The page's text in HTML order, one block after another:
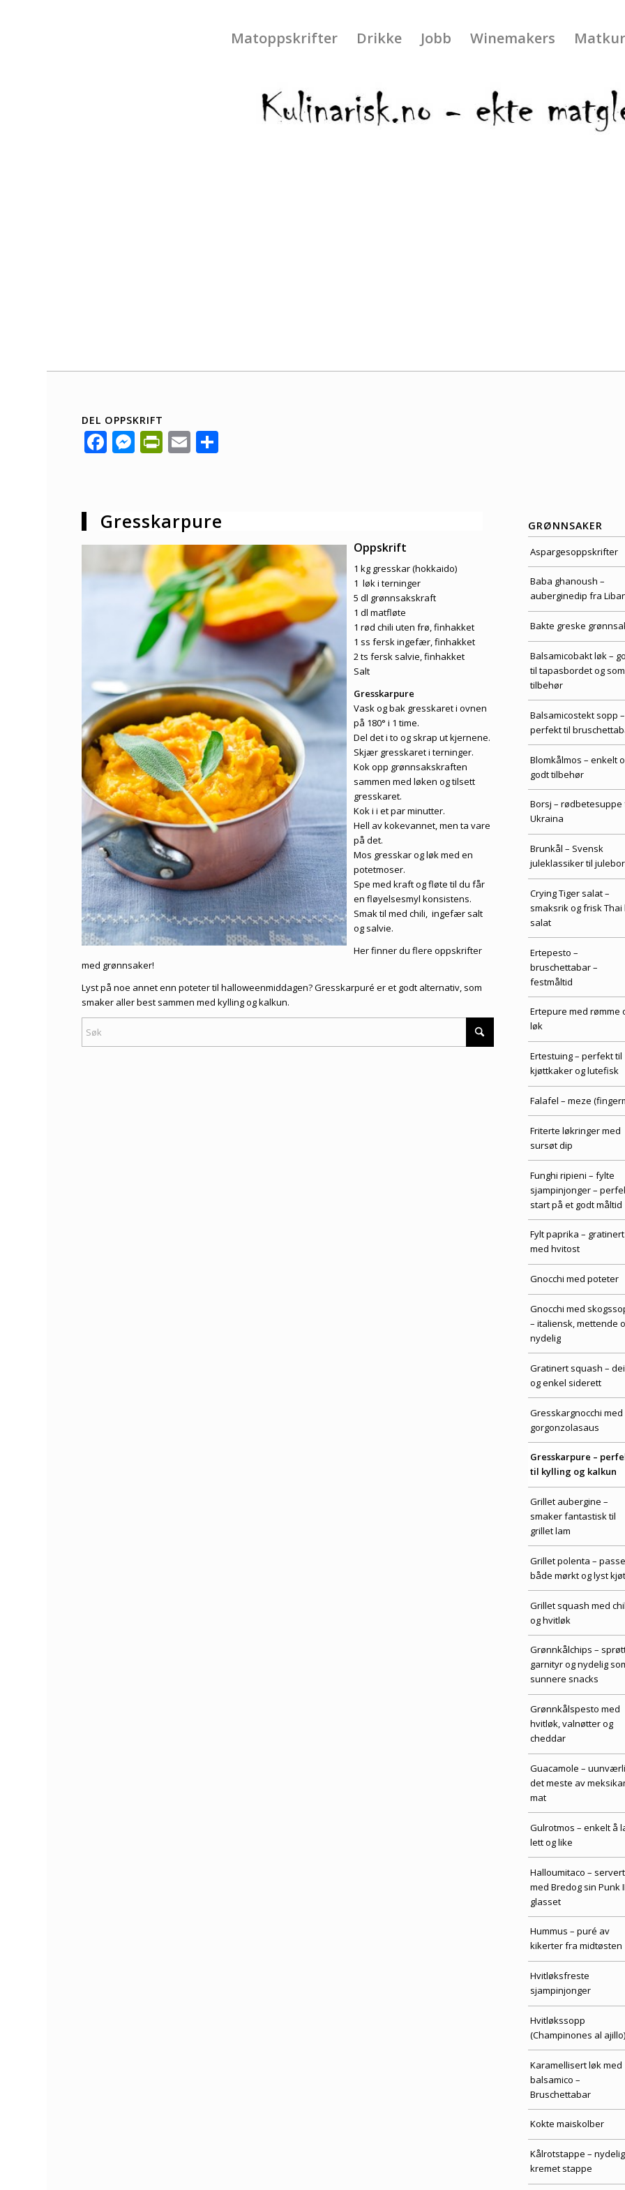
Matoppskrifter Drikke Jobb Winemakers
DEL OPPSKRIFT
Facebook
Messenger
PrintFriendly
Email
Gresskarpure
Oppskrift
1 kg gresskar (hokkaido)
1 løk i terninger
5 dl grønnsakskraft
1 dl matfløte
1 rød chili uten frø, finhakket
1 ss fersk ingefær, finhakket
2 ts fersk salvie, finhakket
Salt
Gresskarpure
Vask og bak gresskaret i ovnen
på 180° i 1 time.
Del det i to og skrap ut kjernene.
Skjær gresskaret i terninger.
Kok opp grønnsakskraften
sammen med løken og tilsett
gresskaret.
Kok i i et par minutter.
Hell av kokevannet, men ta vare
på det.
Mos gresskar og løk med en
potetmoser.
Spe med kraft og fløte til du får
en fløyelsesmyl konsistens.
Smak til med chili, ingefær salt
og salvie.
Her finner du flereoppskrifter
med grønnsaker!
Lyst på noe annet enn poteter til halloweenmiddagen? Gresskarpuré er et godt alternativ, som
smaker aller best sammen med kylling og kalkun.
GRØNNSAKER
Aspargesoppskrifter
Baba ghanoush –
auberginedip fra
Bakte greske
Balsamicobakt løk –
til tapasbordet og som
tilbehør
Balsamicostekt sopp –
perfekt til
Blomkålmos – enkelt
godt tilbehør
Borsj – rødbetesuppe
Ukraina
Brunkål – Svensk
juleklassiker til
Crying Tiger salat –
smaksrik og frisk Thai
salat
Ertepesto –
bruschettabar –
festmåltid
Ertepure med rømme
løk
Ertestuing – perfekt til
kjøttkaker og lutefisk
Falafel – meze
Friterte løkringer med
sursøt dip
Funghi ripieni – fylte
sjampinjonger –
start på et godt måltid
Fylt paprika – gratinert
med hvitost
Gnocchi med poteter
Gnocchi med
– italiensk, mettende
nydelig
Gratinert squash –
og enkel siderett
Gresskargnocchi med
gorgonzolasaus
Gresskarpure –
til kylling og kalkun
Grillet aubergine –
smaker fantastisk til
grillet lam
Grillet polenta –
både mørkt og lyst
Grillet squash med
og hvitløk
Grønnkålchips –
garnityr og nydelig
sunnere snacks
Grønnkålspesto med
hvitløk, valnøtter og
cheddar
Guacamole –
det meste av
mat
Gulrotmos – enkelt å
lett og like
Halloumitaco – servert
med Bredog sin Punk
glasset
Hummus – puré av
kikerter fra midtøsten
Hvitløksfreste
sjampinjonger
Hvitløkssopp
(Champinones al ajillo)
Karamellisert løk med
balsamico –
Bruschettabar
Kokte maiskolber
Kålrotstappe – nydelig
kremet stappe